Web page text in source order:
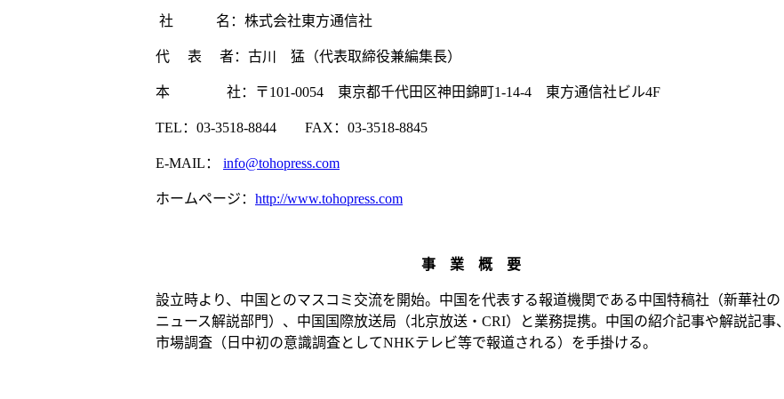
社 名：株式会社東方通信社
代 表 者：古川 猛（代表取締役兼編集長）
本 社：〒101-0054 東京都千代田区神田錦町1-14-4 東方通信社ビル4F
TEL：03-3518-8844 FAX：03-3518-8845
E-MAIL： info@tohopress.com
ホームページ： http://www.tohopress.com
事 業 概 要
設立時より、中国とのマスコミ交流を開始。中国を代表する報道機関である中国特稿社（新華社の
ニュース解説部門）、中国国際放送局（北京放送・CRI）と業務提携。中国の紹介記事や解説記事、
市場調査（日中初の意識調査としてNHKテレビ等で報道される）を手掛ける。